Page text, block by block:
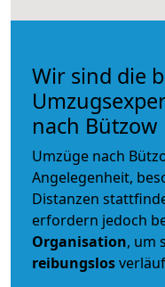
Wir sind die
nach Bützow
Umzüge nach
Angelegenheit,
Distanzen
erfordern jedoch
Organisation, um
reibungslos